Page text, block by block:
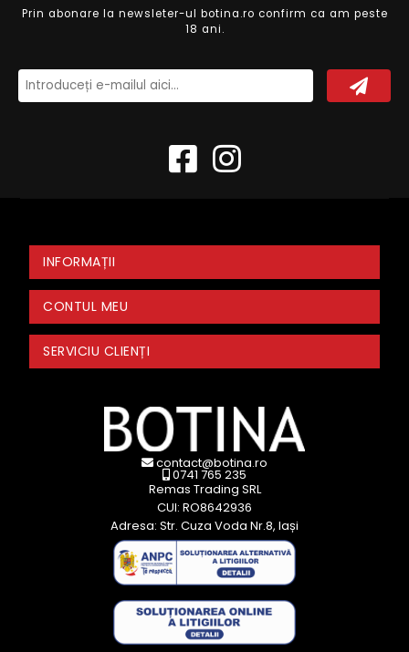
Prin abonare la newsleter-ul botina.ro confirm ca am peste
18 ani.
INFORMAȚII
CONTUL MEU
SERVICIU CLIENȚI
contact@botina.ro
0741 765 235
Remas Trading SRL
CUI: RO8642936
Adresa: Str. Cuza Voda Nr.8, Iași